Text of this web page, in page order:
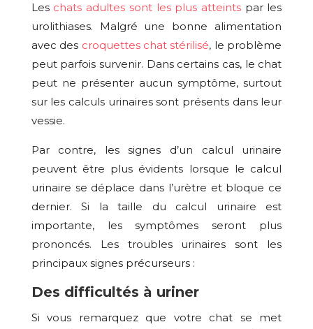
Les chats adultes sont les plus atteintspar les
urolithiases. Malgré une bonne alimentation
avec des croquettes chat stérilisé, le problème
peut parfois survenir. Dans certains cas, le chat
peut ne présenter aucun symptôme, surtout
sur les calculs urinaires sont présents dans leur
vessie.
Par contre, les signes d’un calcul urinaire
peuvent être plus évidents lorsque le calcul
urinaire se déplace dans l’urètre et bloque ce
dernier. Si la taille du calcul urinaire est
importante, les symptômes seront plus
prononcés. Les troubles urinaires sont les
principaux signes précurseurs :
Des difficultés à uriner
Si vous remarquez que votre chat se met